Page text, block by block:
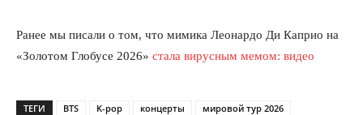
Ранее мы писали о том, что мимика Леонардо Ди Каприо на
«Золотом Глобусе 2026» стала вирусным мемом: видео
ТЕГИ BTS K-pop концерты
мировой тур 2026